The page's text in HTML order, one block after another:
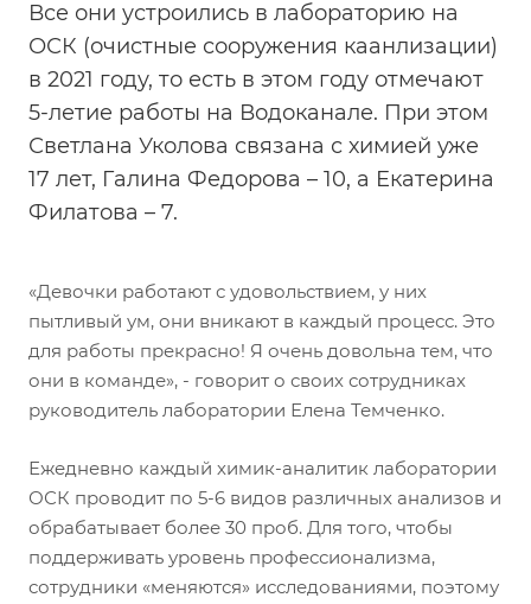
Все они устроились в лабораторию на
ОСК (очистные сооружения каанлизации)
в 2021 году, то есть в этом году отмечают
5-летие работы на Водоканале. При этом
Светлана Уколова связана с химией уже
17 лет, Галина Федорова – 10, а Екатерина
Филатова – 7.
«Девочки работают с удовольствием, у них
пытливый ум, они вникают в каждый процесс. Это
для работы прекрасно! Я очень довольна тем, что
они в команде», - говорит о своих сотрудниках
руководитель лаборатории Елена Темченко.
Ежедневно каждый химик-аналитик лаборатории
ОСК проводит по 5-6 видов различных анализов и
обрабатывает более 30 проб. Для того, чтобы
поддерживать уровень профессионализма,
сотрудники «меняются» исследованиями, поэтому